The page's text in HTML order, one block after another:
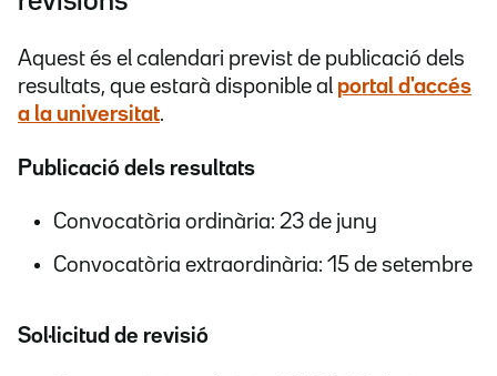
Aquest és el calendari previst de publicació dels
resultats, que estarà disponible al portal d'accés
a la universitat.
Publicació dels resultats
Convocatòria ordinària: 23 de juny
Convocatòria extraordinària: 15 de setembre
Sol·licitud de revisió